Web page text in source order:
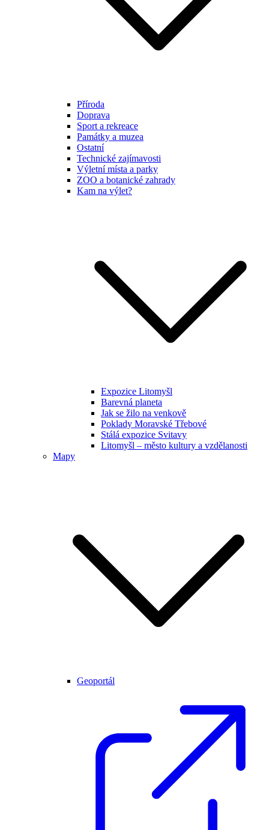
Příroda
Doprava
Sport a rekreace
Památky a muzea
Ostatní
Technické zajímavosti
Výletní místa a parky
ZOO a botanické zahrady
Kam na výlet?
Expozice Litomyšl
Barevná planeta
Jak se žilo na venkově
Poklady Moravské Třebové
Stálá expozice Svitavy
Litomyšl – město kultury a vzdělanosti
Mapy
Geoportál